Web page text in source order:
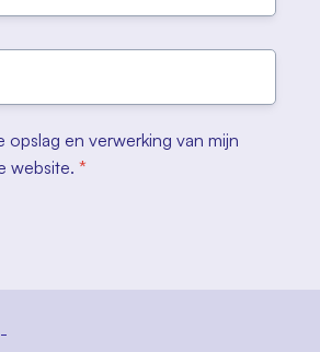
opslag en verwerking van mijn
website. *